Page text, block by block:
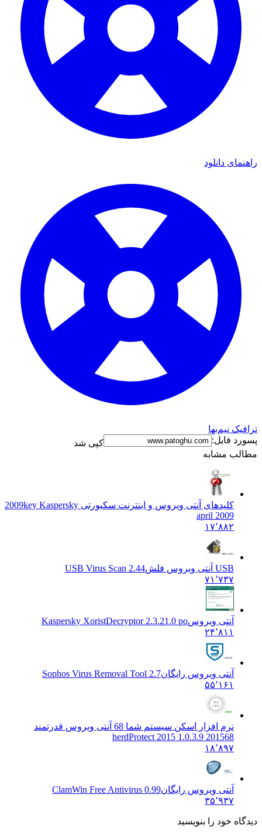
دانلود
نیم‌بها
فایل:
کپی شد
مشابه
کلیدهای آنتی ویروس و اینترنت سکیورتی 2009key Kaspersky
april 2009
۱۷٬۸۸۲
USB Virus Scan 2.44
۷۱٬۷۳۷
آنتی ویروسKaspersky XoristDecryptor 2.3.21.0 po
۲۴٬۸۱۱
آنتی ویروس رایگان Sophos Virus Removal Tool 2.7
۵۵٬۱۶۱
نرم افزار اسکن سیستم شما 68 آنتی ویروس قدرتمند
2015
۱۸٬۸۹۷
آنتی ویروس رایگان ClamWin Free Antivirus 0.99
۳۵٬۹۳۷
خود را بنویسید